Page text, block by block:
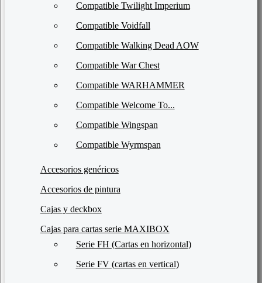
Compatible Twilight Imperium
Compatible Voidfall
Compatible Walking Dead AOW
Compatible War Chest
Compatible WARHAMMER
Compatible Welcome To...
Compatible Wingspan
Compatible Wyrmspan
Accesorios genéricos
Accesorios de pintura
Cajas y deckbox
Cajas para cartas serie MAXIBOX
Serie FH (Cartas en horizontal)
Serie FV (cartas en vertical)